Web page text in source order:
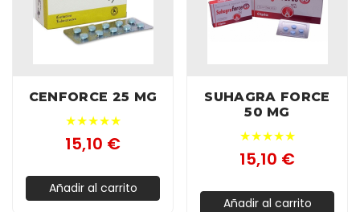
CENFORCE 25 MG
★★★★★
15,10 €
Añadir al carrito
SUHAGRA FORCE
50 MG
★★★★★
15,10 €
Añadir al carrito